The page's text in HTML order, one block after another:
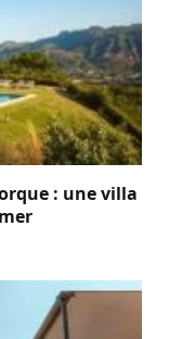
: une villa